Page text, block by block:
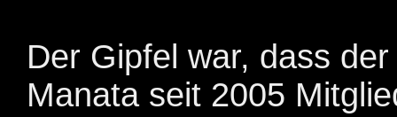
Der Gipfel war, dass
Manata seit 2005